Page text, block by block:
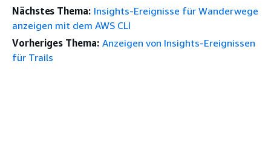
Nächstes Thema: Insights-Ereignisse für Wanderwege
anzeigen mit dem AWS CLI
Vorheriges Thema: Anzeigen von Insights-Ereignissen
für Trails